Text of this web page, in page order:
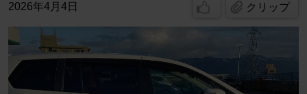
2026年4月4日 クリップ